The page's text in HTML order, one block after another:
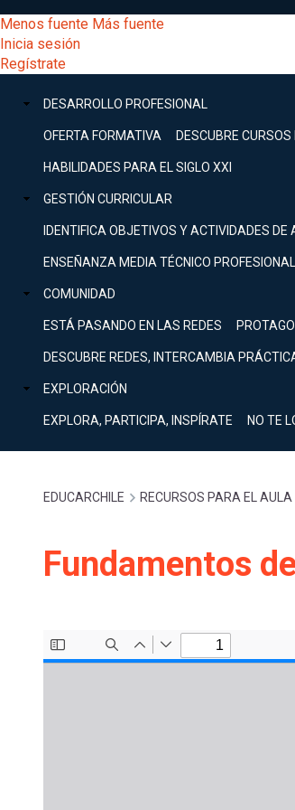
al
contenido
principal
[Educarchile
Escritorio]
Menú
entrar
mi
cuenta
Menos fuente Más fuente
Inicia sesión
Regístrate
Menú
principal
DESARROLLO PROFESIONAL
OFERTA FORMATIVA DESCUBRE
HABILIDADES PARA EL SIGLO XXI
GESTIÓN CURRICULAR
IDENTIFICA OBJETIVOS Y ACTIVIDADES DE
ENSEÑANZA MEDIA TÉCNICO PROFESIONAL
COMUNIDAD
ESTÁ PASANDO EN LAS REDES
DESCUBRE REDES, INTERCAMBIA
EXPLORACIÓN
EXPLORA, PARTICIPA, INSPÍRATE NO TE
Buscar
Menú
principal
DESARROLLO
Expand
GESTIÓN
Expand
COMUNIDAD
Expand
EXPLORACIÓN
[Educarchile
Mobile]
Menú
Inicia
Sobrescribir
enlaces
ayuda
EDUCARCHILE RECURSOS PARA EL AULA
Fundamentos